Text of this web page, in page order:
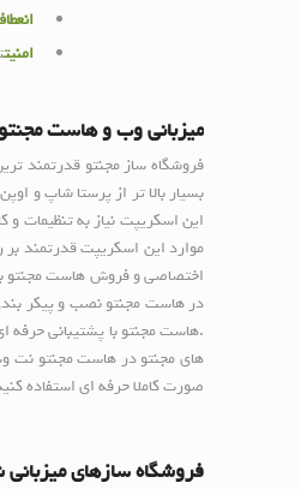
امنیت
میزبانی وب و هاست
فروشگاه ساز مجنتو قدرتمند
بسیار بالا تر از پرستا شاپ و
این اسکریپت نیاز به تنظیمات
موارد این اسکریپت قدرتمند
اختصاصی و فروش هاست مجنتو
در هاست مجنتو نصب و پیکر
های مجنتو در هاست مجنتو نت وب
صورت کاملا حرفه ای استفاده
فروشگاه سازهای